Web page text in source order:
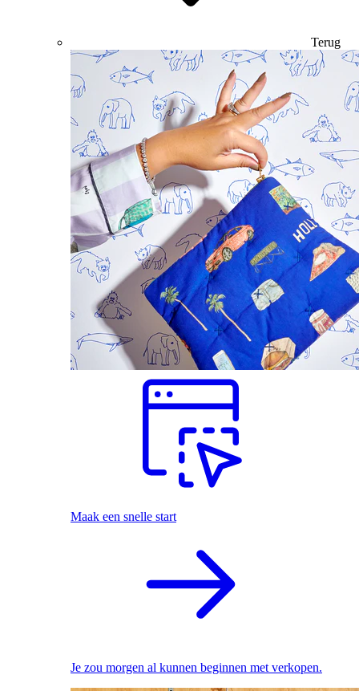
Terug
Maak een snelle start
Je zou morgen al kunnen beginnen met verkopen.